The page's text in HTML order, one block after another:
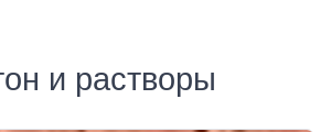
и растворы